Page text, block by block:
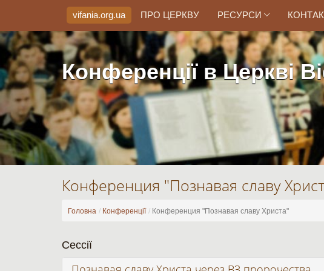
vifania.org.ua ПРО ЦЕРКВУ РЕСУРСИ
Конференції в Церкві
Конференция "Познавая славу
Головна Конференції Конференция "Познавая славу Христа"
Сессії